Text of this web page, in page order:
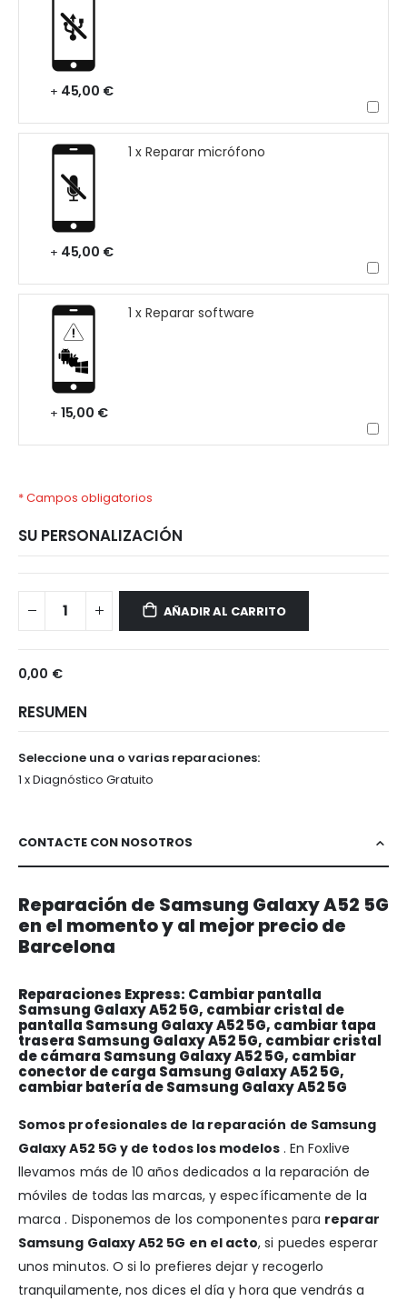
+ 45,00 €
1 x Reparar micrófono
+ 45,00 €
1 x Reparar software
+ 15,00 €
* Campos obligatorios
SU PERSONALIZACIÓN
Galaxy
AÑADIR AL CARRITO
0,00 €
RESUMEN
Seleccione una o varias reparaciones:
1 x Diagnóstico Gratuito
CONTACTE CON NOSOTROS
Reparación de Samsung Galaxy A52 5G
en el momento y al mejor precio de
Barcelona
Reparaciones Express: Cambiar pantalla
Samsung Galaxy A52 5G, cambiar cristal de
pantalla Samsung Galaxy A52 5G, cambiar tapa
trasera Samsung Galaxy A52 5G, cambiar cristal
de cámara Samsung Galaxy A52 5G, cambiar
conector de carga Samsung Galaxy A52 5G,
cambiar batería de Samsung Galaxy A52 5G
Somos profesionales de la reparación de Samsung
Galaxy A52 5G y de todos los modelos . En Foxlive
llevamos más de 10 años dedicados a la reparación de
móviles de todas las marcas, y específicamente de la
marca . Disponemos de los componentes para reparar
Samsung Galaxy A52 5G en el acto, si puedes esperar
unos minutos. O si lo prefieres dejar y recogerlo
tranquilamente, nos dices el día y hora que vendrás a